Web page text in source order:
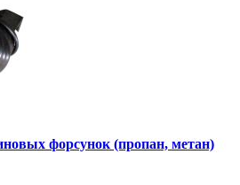
форсунок (пропан, метан)